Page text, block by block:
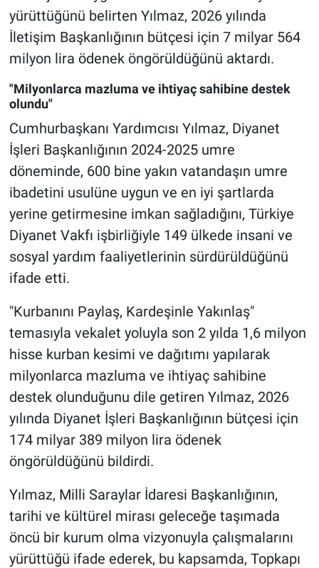
yürüttüğünü belirten Yılmaz, 2026 yılında
İletişim Başkanlığının bütçesi için 7 milyar 564
milyon lira ödenek öngörüldüğünü aktardı.
"Milyonlarca mazluma ve ihtiyaç sahibine destek
olundu"
Cumhurbaşkanı Yardımcısı Yılmaz, Diyanet
İşleri Başkanlığının 2024-2025 umre
döneminde, 600 bine yakın vatandaşın umre
ibadetini usulüne uygun ve en iyi şartlarda
yerine getirmesine imkan sağladığını, Türkiye
Diyanet Vakfı işbirliğiyle 149 ülkede insani ve
sosyal yardım faaliyetlerinin sürdürüldüğünü
ifade etti.
"Kurbanını Paylaş, Kardeşinle Yakınlaş"
temasıyla vekalet yoluyla son 2 yılda 1,6 milyon
hisse kurban kesimi ve dağıtımı yapılarak
milyonlarca mazluma ve ihtiyaç sahibine
destek olunduğunu dile getiren Yılmaz, 2026
yılında Diyanet İşleri Başkanlığının bütçesi için
174 milyar 389 milyon lira ödenek
öngörüldüğünü bildirdi.
Yılmaz, Milli Saraylar İdaresi Başkanlığının,
tarihi ve kültürel mirası geleceğe taşımada
öncü bir kurum olma vizyonuyla çalışmalarını
yürüttüğü ifade ederek, bu kapsamda, Topkapı